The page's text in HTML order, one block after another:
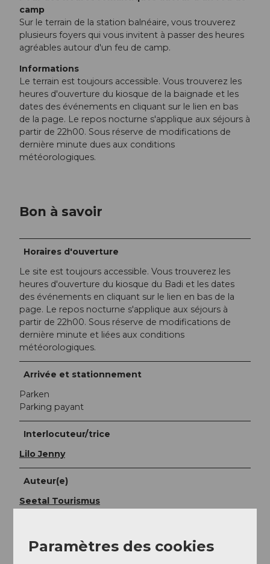
camp
Sur le terrain de la station balnéaire, vous trouverez
plusieurs foyers qui vous invitent à passer des heures
agréables autour d'un feu de camp.
Informations
Le terrain est toujours accessible. Vous trouverez les
heures d'ouverture du kiosque de la baignade et les
dates des événements en cliquant sur le lien en bas
de la page. Le repos nocturne s'applique aux séjours à
partir de 22h00. Sous réserve de modifications de
dernière minute dues aux conditions
météorologiques.
Bon à savoir
Horaires d'ouverture
Le site est toujours accessible. Vous trouverez les
heures d'ouverture du kiosque du Badi et les dates
des événements en cliquant sur le lien en bas de la
page. Le repos nocturne s'applique aux séjours à
partir de 22h00. Sous réserve de modifications de
dernière minute et liées aux conditions
météorologiques.
Arrivée et stationnement
Parken
Parking payant
Interlocuteur/trice
Lilo Jenny
Auteur(e)
Seetal Tourismus
Paramètres des cookies